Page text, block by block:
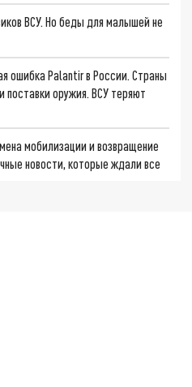
ВСУ. Но беды для малышей не
ошибка Palantir в России. Страны
поставки оружия. ВСУ теряют
мобилизации и возвращение
новости, которые ждали все